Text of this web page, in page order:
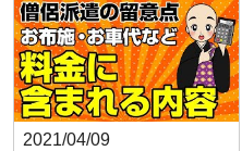
2021/04/09